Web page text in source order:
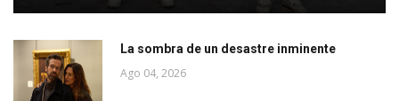
La sombra de un desastre inminente
Ago 04, 2026